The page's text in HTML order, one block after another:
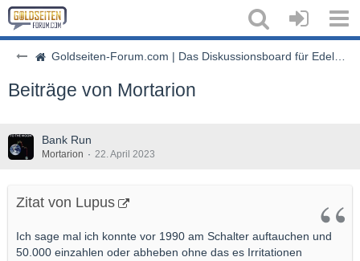
Goldseiten-Forum.com | Das Diskussionsboard für Edelmetalle & Rohstoffe
Beiträge von Mortarion
Bank Run
Mortarion 22. April 2023
Zitat von Lupus
Ich sage mal ich konnte vor 1990 am Schalter auftauchen und
50.000 einzahlen oder abheben ohne das es Irritationen